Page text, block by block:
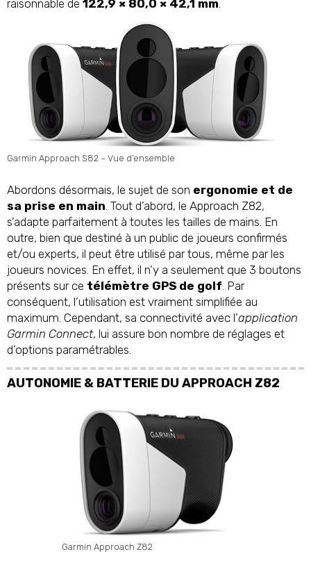
raisonnable de 122,9 × 80,0 × 42,1 mm.
Garmin Approach S82 – Vue d’ensemble
Abordons désormais, le sujet de son ergonomie et de
sa prise en main . Tout d’abord, le Approach Z82,
s’adapte parfaitement à toutes les tailles de mains. En
outre, bien que destiné à un public de joueurs confirmés
et/ou experts, il peut être utilisé par tous, même par les
joueurs novices. En effet, il n’y a seulement que 3 boutons
présents sur ce télémètre GPS de golf . Par
conséquent, l’utilisation est vraiment simplifiée au
maximum. Cependant, sa connectivité avec l’application
Garmin Connect, lui assure bon nombre de réglages et
d’options paramétrables.
AUTONOMIE & BATTERIE DU APPROACH Z82
Garmin Approach Z82